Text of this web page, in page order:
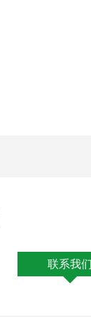
联系我